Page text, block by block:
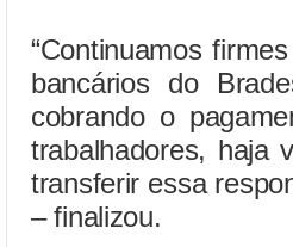
“Continuamos
bancários do
cobrando o
trabalhadores, haja
transferir essa
– finalizou.